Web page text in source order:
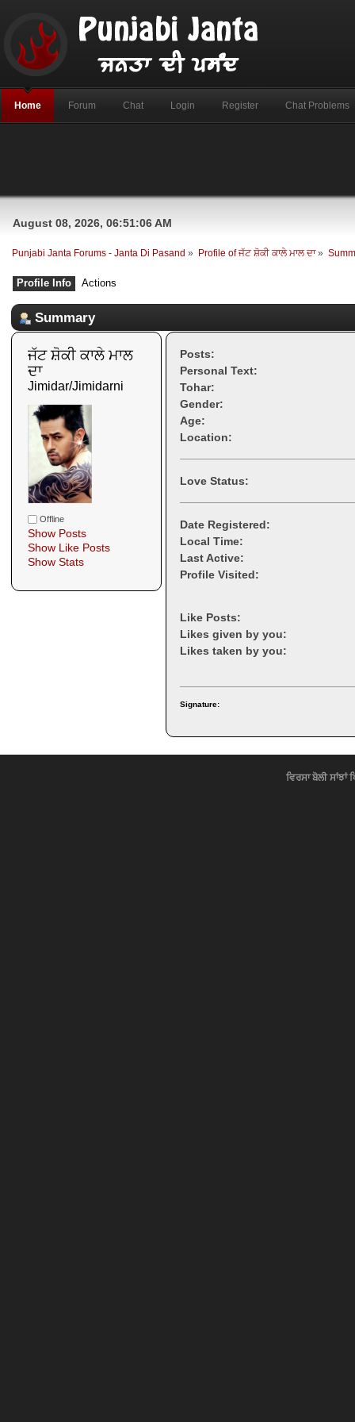
Home Forum Chat Login Register Chat Problems
August 08, 2026, 06:51:06 AM
Punjabi Janta Forums - Janta Di Pasand » Profile of ਜੱਟ ਸ਼ੋਕੀ ਕਾਲੇ ਮਾਲ ਦਾ»
Profile Info Actions
Summary
ਜੱਟ ਸ਼ੋਕੀ ਕਾਲੇ ਮਾਲ
ਦਾ
Jimidar/Jimidarni
Offline
Show Posts
Show Like Posts
Show Stats
Posts:
Personal Text:
Tohar:
Gender:
Age:
Location:
Love Status:
Date Registered:
Local Time:
Last Active:
Profile Visited:
Like Posts:
Likes given by you:
Likes taken by you:
Signature:
ਵਿਰਸਾ ਬੋਲੀ ਸਾਂਝਾਂ